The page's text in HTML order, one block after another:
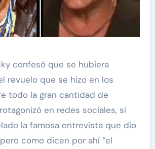
confesó que se hubiera
revuelo que se hizo en los
todo la gran cantidad de
en redes sociales, si
la famosa entrevista que dio
como dicen por ahí “el